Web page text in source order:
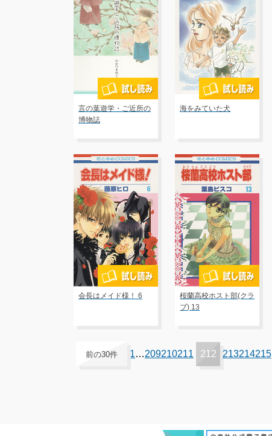
言の葉遊学・ご近所の
博物誌
海をみていた犬
会長はメイド様！ 6
桜蘭高校ホスト部(クラ
ブ) 13
前の30件 1…209210211 212 213214215